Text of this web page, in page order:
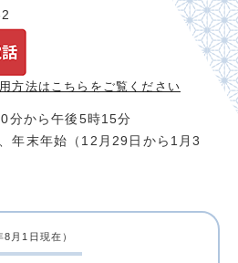
方法は こちらをご覧ください
分から午後5時15分
年末年始（12月29日から1月3
8月1日現在）